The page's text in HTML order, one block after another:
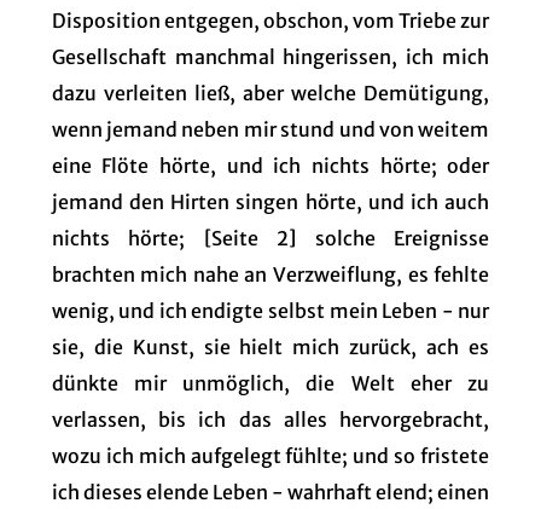
Disposition entgegen, obschon, vom Triebe zur
Gesellschaft manchmal hingerissen, ich mich
dazu verleiten ließ, aber welche Demütigung,
wenn jemand neben mir stund und von weitem
eine Flöte hörte, und ich nichts hörte; oder
jemand den Hirten singen hörte, und ich auch
nichts hörte; [Seite 2] solche Ereignisse
brachten mich nahe an Verzweiflung, es fehlte
wenig, und ich endigte selbst mein Leben - nur
sie, die Kunst, sie hielt mich zurück, ach es
dünkte mir unmöglich, die Welt eher zu
verlassen, bis ich das alles hervorgebracht,
wozu ich mich aufgelegt fühlte; und so fristete
ich dieses elende Leben - wahrhaft elend; einen